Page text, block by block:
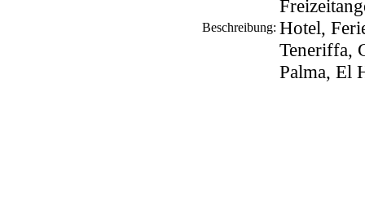
Beschreibung: Hotel,
Teneriffa,
Palma, El